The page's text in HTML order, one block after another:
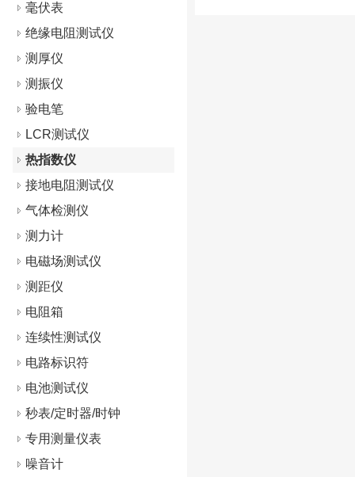
毫伏表
绝缘电阻测试仪
测厚仪
测振仪
验电笔
LCR测试仪
热指数仪
接地电阻测试仪
气体检测仪
测力计
电磁场测试仪
测距仪
电阻箱
连续性测试仪
电路标识符
电池测试仪
秒表/定时器/时钟
专用测量仪表
噪音计